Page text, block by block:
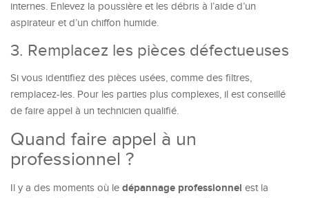
internes. Enlevez la poussière et les débris à l’aide d’un
aspirateur et d’un chiffon humide.
3. Remplacez les pièces défectueuses
Si vous identifiez des pièces usées, comme des filtres,
remplacez-les. Pour les parties plus complexes, il est conseillé
de faire appel à un technicien qualifié.
Quand faire appel à un
professionnel ?
Il y a des moments où le dépannage professionnel est la